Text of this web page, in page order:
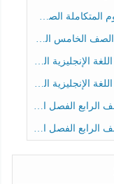
عام الفصل الثالث
الرابع الفصل الثالث
الفصل الثالث
الفصل الثالث